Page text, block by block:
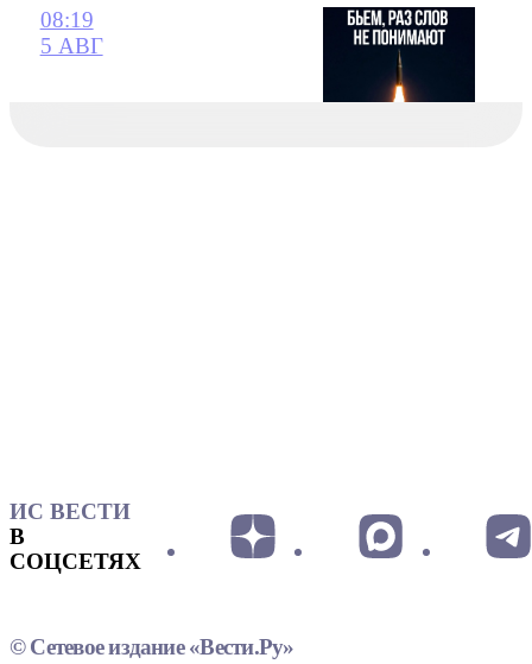
08:19
5 АВГ
ИС ВЕСТИ
В
СОЦСЕТЯХ
© Сетевое издание «Вести.Ру»